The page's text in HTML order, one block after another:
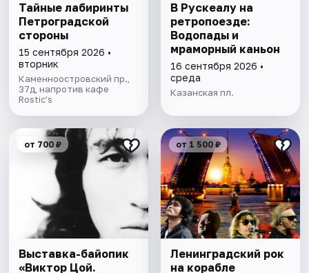
Тайные лабиринты
Петроградской
стороны
15 сентября 2026 •
вторник
Каменноостровский пр.,
37д, напротив кафе
Rostic’s
В Рускеалу на
ретропоезде:
Водопады и
мраморный каньон
16 сентября 2026 •
среда
Казанская пл.
от 700 ₽
Выставка-байопик
«Виктор Цой.
от 1 500 ₽
Ленинградский рок
на корабле